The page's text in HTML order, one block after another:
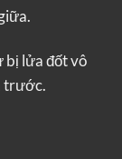
bị lửa đốt vô
trước.